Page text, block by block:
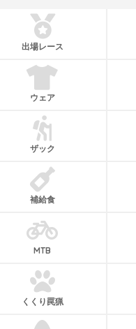
出場レース
ウェア
ザック
補給食
MTB
くくり罠猟